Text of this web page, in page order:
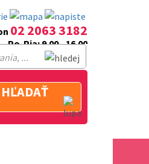
02 2063 3182
Po-Pia: 9.00 - 16.00
HĽADAŤ